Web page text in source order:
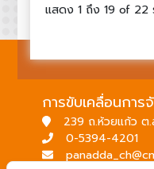
แสดง 1 ถึง 19 of 22
239 ถ.ห้วยแก้ว ต
0-5394-4201